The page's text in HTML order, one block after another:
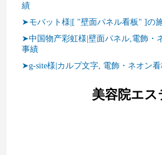
績
➤モバット様|[ "壁面パネル看板" ]の
➤中国物产彩虹様|壁面パネル,電飾・
事績
➤g-site様|カルプ文字, 電飾・ネオン
美容院エス